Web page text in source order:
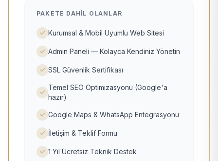
PAKETE DAHIL OLANLAR
Kurumsal & Mobil Uyumlu Web Sitesi
Admin Paneli — Kolayca Kendiniz Yönetin
SSL Güvenlik Sertifikası
Temel SEO Optimizasyonu (Google'a
hazır)
Google Maps & WhatsApp Entegrasyonu
İletişim & Teklif Formu
1 Yıl Ücretsiz Teknik Destek